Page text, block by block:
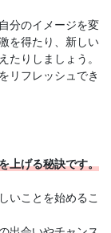
分のイメージを変
を得たり、新しい
りしましょう。
リフレッシュでき
上げる秘訣です。
いことを始めるこ